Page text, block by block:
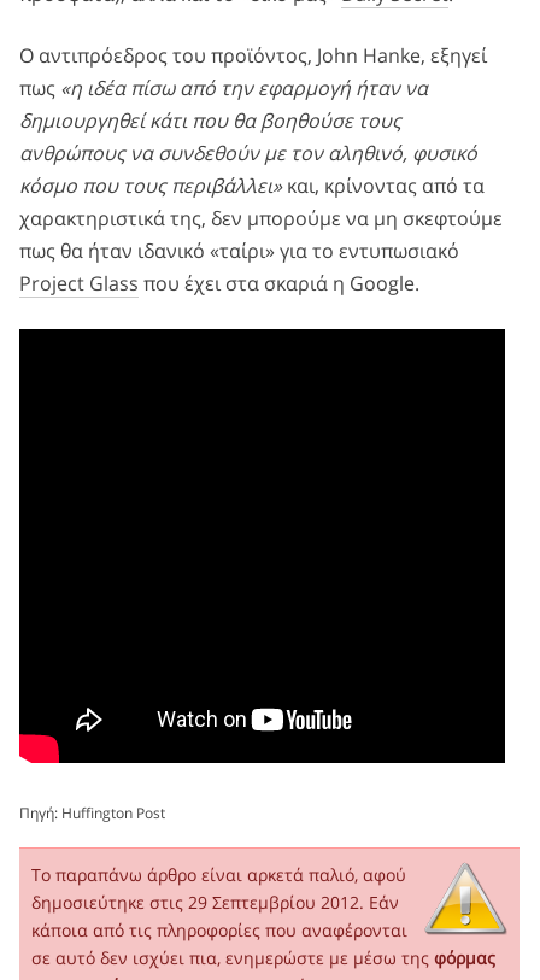
Ο αντιπρόεδρος του προϊόντος, John Hanke, εξηγεί
πως «η ιδέα πίσω από την εφαρμογή ήταν να
δημιουργηθεί κάτι που θα βοηθούσε τους
ανθρώπους να συνδεθούν με τον αληθινό, φυσικό
κόσμο που τους περιβάλλει»και, κρίνοντας από τα
χαρακτηριστικά της, δεν μπορούμε να μη σκεφτούμε
πως θα ήταν ιδανικό «ταίρι» για το εντυπωσιακό
Project Glass που έχει στα σκαριά η Google.
Πηγή: Huffington Post
Το παραπάνω άρθρο είναι αρκετά παλιό, αφού
δημοσιεύτηκε στις 29 Σεπτεμβρίου 2012. Εάν
κάποια από τις πληροφορίες που αναφέρονται
σε αυτό δεν ισχύει πια, ενημερώστε με μέσω της φόρμας